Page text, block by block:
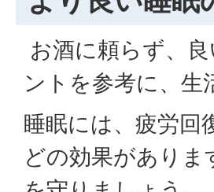
お酒に頼らず、
ントを参考に、生
睡眠には、疲労回
どの効果があり